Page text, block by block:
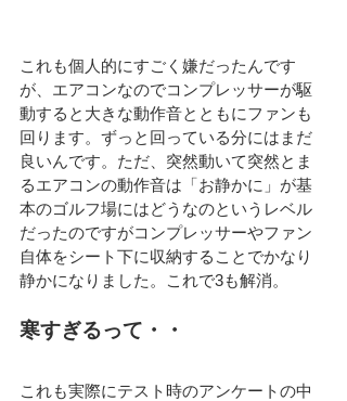
これも個人的にすごく嫌だったんです
が、エアコンなのでコンプレッサーが駆
動すると大きな動作音とともにファンも
回ります。ずっと回っている分にはまだ
良いんです。ただ、突然動いて突然とま
るエアコンの動作音は「お静かに」が基
本のゴルフ場にはどうなのというレベル
だったのですがコンプレッサーやファン
自体をシート下に収納することでかなり
静かになりました。これで3も解消。
寒すぎるって・・
これも実際にテスト時のアンケートの中